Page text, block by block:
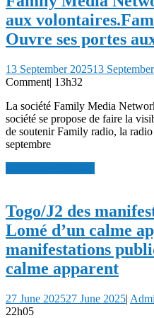
aux volontaires.
Ouvre ses portes
13 September 202513
Comment| 13h32
La société Family Media Network ouvre son espace médiatique.la
société se propose de faire la
de soutenir Family radio, la
septembre
Togo/J2 des
Lomé d’un calme
manifestations
calme apparent
27 June 202527 June 2025|
22h05